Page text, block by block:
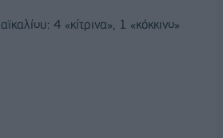
4 «κίτρινα», 1 «κόκκινο»